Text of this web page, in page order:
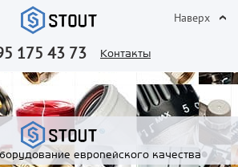
175 43 73 Контакты
Наверх
европейского качества